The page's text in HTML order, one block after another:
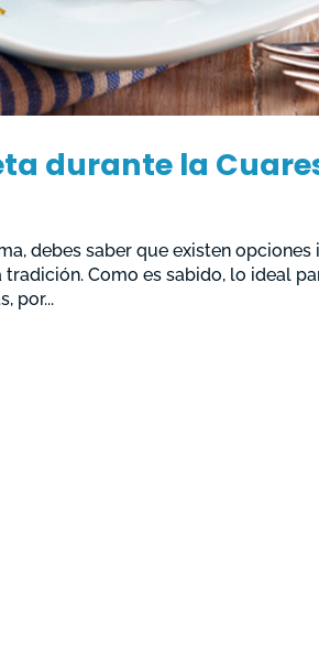
durante la
debes saber que existen opciones
Como es sabido, lo ideal
por...